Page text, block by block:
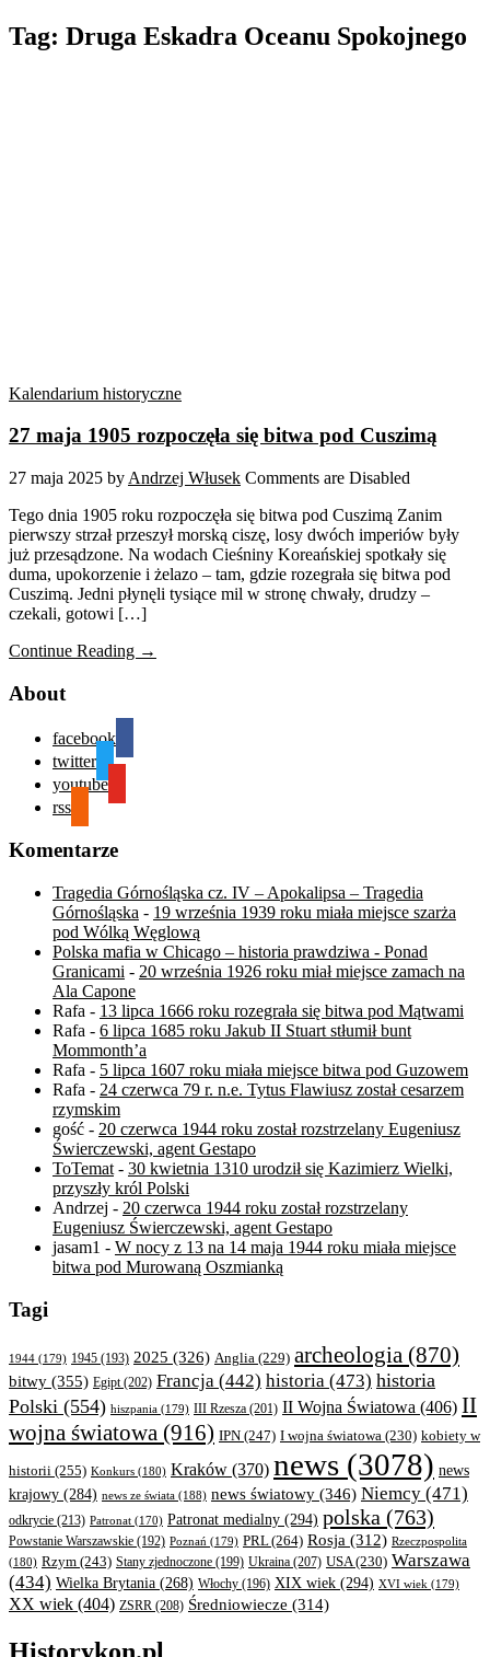
Tag: Druga Eskadra Oceanu Spokojnego
Kalendarium historyczne
27 maja 1905 rozpoczęła się bitwa pod Cuszimą
27 maja 2025 by Andrzej Włusek Comments are Disabled
Tego dnia 1905 roku rozpoczęła się bitwa pod Cuszimą Zanim
pierwszy strzał przeszył morską ciszę, losy dwóch imperiów były
już przesądzone. Na wodach Cieśniny Koreańskiej spotkały się
duma, upokorzenie i żelazo – tam, gdzie rozegrała się bitwa pod
Cuszimą. Jedni płynęli tysiące mil w stronę chwały, drudzy –
czekali, gotowi […]
Continue Reading →
About
facebook
twitter
youtube
rss
Komentarze
Tragedia Górnośląska cz. IV – Apokalipsa – Tragedia
Górnośląska - 19 września 1939 roku miała miejsce szarża
pod Wólką Węglową
Polska mafia w Chicago – historia prawdziwa - Ponad
Granicami - 20 września 1926 roku miał miejsce zamach na
Ala Capone
Rafa - 13 lipca 1666 roku rozegrała się bitwa pod Mątwami
Rafa - 6 lipca 1685 roku Jakub II Stuart stłumił bunt
Mommonth’a
Rafa - 5 lipca 1607 roku miała miejsce bitwa pod Guzowem
Rafa - 24 czerwca 79 r. n.e. Tytus Flawiusz został cesarzem
rzymskim
gość - 20 czerwca 1944 roku został rozstrzelany Eugeniusz
Świerczewski, agent Gestapo
ToTemat - 30 kwietnia 1310 urodził się Kazimierz Wielki,
przyszły król Polski
Andrzej - 20 czerwca 1944 roku został rozstrzelany
Eugeniusz Świerczewski, agent Gestapo
jasam1 - W nocy z 13 na 14 maja 1944 roku miała miejsce
bitwa pod Murowaną Oszmianką
Tagi
1944 (179) 1945 (193) 2025 (326) Anglia (229) archeologia (870)
bitwy (355) Egipt(202) Francja (442) historia (473) historia
Polski (554) hiszpania (179) III Rzesza (201) II Wojna Światowa (406) II
wojna światowa (916) IPN (247) I wojna światowa (230) kobiety w
historii (255) Konkurs (180) Kraków (370) news (3078) news
krajowy (284) news ze świata (188) news światowy (346) Niemcy (471)
odkrycie (213) Patronat (170) Patronat medialny (294) polska (763)
Powstanie Warszawskie (192) Poznań (179) PRL(264) Rosja (312) Rzeczpospolita
(180) Rzym (243) Stany zjednoczone (199) Ukraina (207) USA(230) Warszawa
(434) Wielka Brytania (268) Włochy (196) XIX wiek (294) XVI wiek (179)
XX wiek (404) ZSRR (208) Średniowiecze (314)